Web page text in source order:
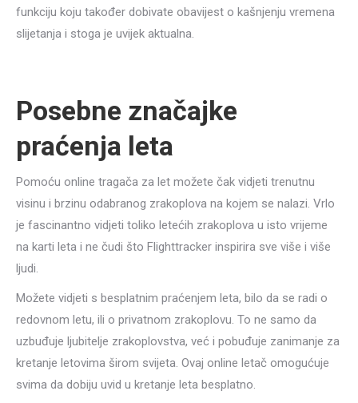
funkciju koju također dobivate obavijest o kašnjenju vremena
slijetanja i stoga je uvijek aktualna.
Posebne značajke
praćenja leta
Pomoću online tragača za let možete čak vidjeti trenutnu
visinu i brzinu odabranog zrakoplova na kojem se nalazi. Vrlo
je fascinantno vidjeti toliko letećih zrakoplova u isto vrijeme
na karti leta i ne čudi što Flighttracker inspirira sve više i više
ljudi.
Možete vidjeti s besplatnim praćenjem leta, bilo da se radi o
redovnom letu, ili o privatnom zrakoplovu. To ne samo da
uzbuđuje ljubitelje zrakoplovstva, već i pobuđuje zanimanje za
kretanje letovima širom svijeta. Ovaj online letač omogućuje
svima da dobiju uvid u kretanje leta besplatno.